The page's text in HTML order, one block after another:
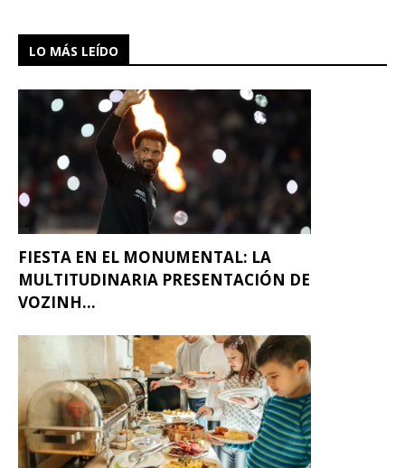
LO MÁS LEÍDO
FIESTA EN EL MONUMENTAL: LA
MULTITUDINARIA PRESENTACIÓN DE
VOZINH...